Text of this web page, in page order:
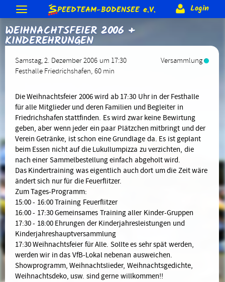
S
PEEDTEAM-BODENSEEe.V. Login
Neuigkeiten
Allgemeine Berichte Gästebuch
Forum
Forum (intern)
Termine & Veranstaltungen
Bodenseeumrundung Skateday
Training
Beteiligung (intern)
Sonderranglisten (intern)
Rennen & Wettkämpfe
Anmeldung Förderungen
Vereins-Gutschein
Mitglieder
Jugendschutz Satzung
Biete & Suche Material-Info Rollen
Impressum
Kontakt
Weiteres
Skate-Abzeichen Alte Webseite
> Anmelden
WEIHNACHTSFEIER 2006 +
KINDEREHRUNGEN
Versammlung
Samstag, 2. Dezember 2006 um 17:30
Festhalle Friedrichshafen, 60 min
Die Weihnachtsfeier 2006 wird ab 17:30 Uhr in der Festhalle
für alle Mitglieder und deren Familien und Begleiter in
Friedrichshafen stattfinden. Es wird zwar keine Bewirtung
geben, aber wenn jeder ein paar Plätzchen mitbringt und der
Verein Getränke, ist schon eine Grundlage da. Es ist geplant
beim Essen nicht auf die Lukullumpizza zu verzichten, die
nach einer Sammelbestellung einfach abgeholt wird.
Das Kindertraining was eigentlich auch dort um die Zeit wäre
ändert sich nur für die Feuerflitzer.
Zum Tages-Programm:
15:00 - 16:00 Training Feuerflitzer
16:00 - 17:30 Gemeinsames Training aller Kinder-Gruppen
17:30 - 18:00 Ehrungen der Kinderjahresleistungen und
Kinderjahreshauptversammlung
17:30 Weihnachtsfeier für Alle. Sollte es sehr spät werden,
werden wir in das VfB-Lokal nebenan ausweichen.
Showprogramm, Weihnachtslieder, Weihnachtsgedichte,
Weihnachtsdeko, usw. sind gerne willkommen!!